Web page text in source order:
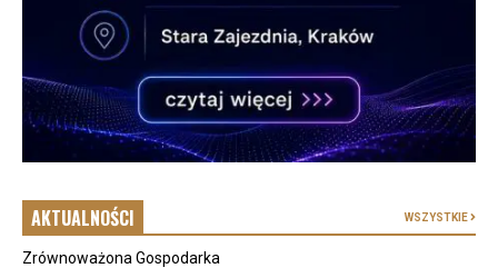
AKTUALNOŚCI WSZYSTKIE
Zrównoważona Gospodarka